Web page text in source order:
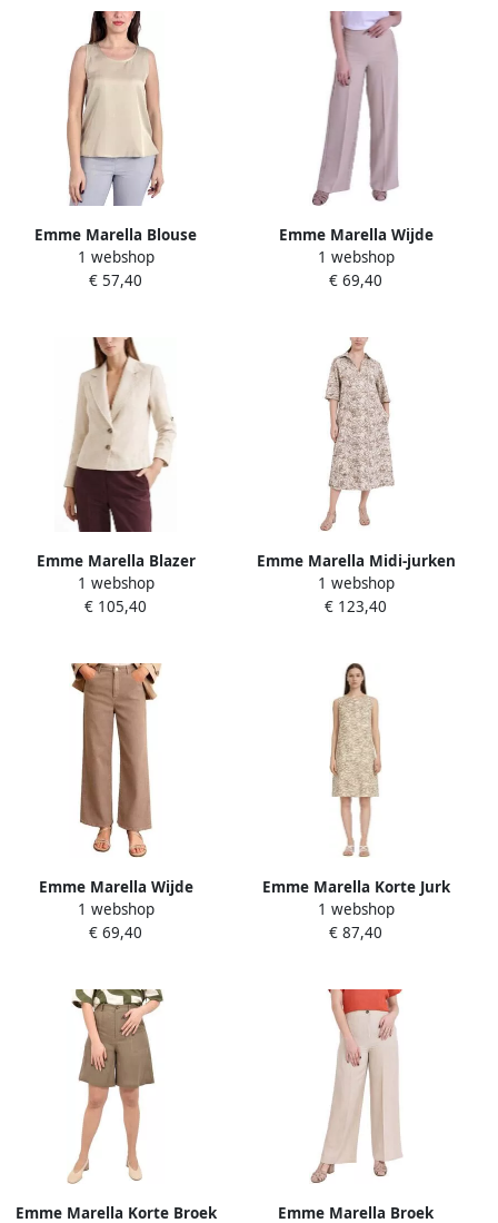
Emme Marella Blouse
EMMNEMBI1
1 webshop
€ 57,40
Emme Marella Wijde
broeken EMMSLALOM
1 webshop
€ 69,40
Emme Marella Blazer
EMMPAPIRO
1 webshop
€ 105,40
Emme Marella Midi-jurken
EMMFOLK
1 webshop
€ 123,40
Emme Marella Wijde
broeken EMMHOBBY
1 webshop
€ 69,40
Emme Marella Korte Jurk
EMMVISINO
1 webshop
€ 87,40
Emme Marella Korte Broek Emme Marella Broek